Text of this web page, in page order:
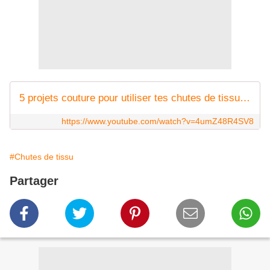
5 projets couture pour utiliser tes chutes de tissus #3 - Leah Sewing
https://www.youtube.com/watch?v=4umZ48R4SV8
#Chutes de tissu
Partager